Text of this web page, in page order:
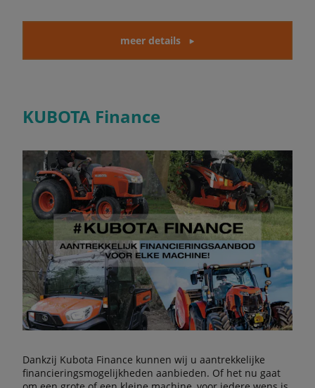
meer details
KUBOTA Finance
Dankzij Kubota Finance kunnen wij u aantrekkelijke
financieringsmogelijkheden aanbieden. Of het nu gaat